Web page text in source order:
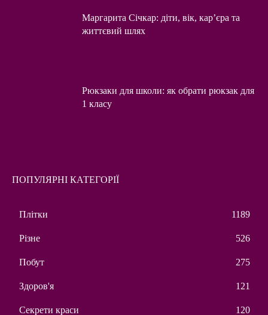
Маргарита Січкар: діти, вік, кар’єра та
життєвий шлях
Рюкзаки для школи: як обрати рюкзак для
1 класу
ПОПУЛЯРНІ КАТЕГОРІЇ
Плітки 1189
Різне 526
Побут 275
Здоров'я 121
Секрети краси 120